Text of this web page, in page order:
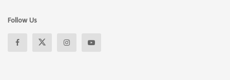
Follow Us